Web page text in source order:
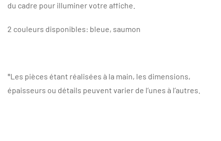
du cadre pour illuminer votre affiche.
2 couleurs disponibles: bleue, saumon
*Les pièces étant réalisées à la main, les dimensions,
épaisseurs ou détails peuvent varier de l’unes à l’autres.